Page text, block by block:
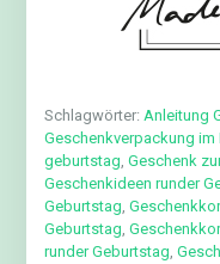
Schlagwörter:Anleitung
Geschenkverpackung im
geburtstag,Geschenk
Geschenkideen runder
Geburtstag,
Geburtstag,
runder Geburtstag,